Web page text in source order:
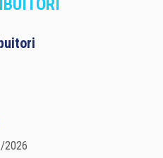
2026